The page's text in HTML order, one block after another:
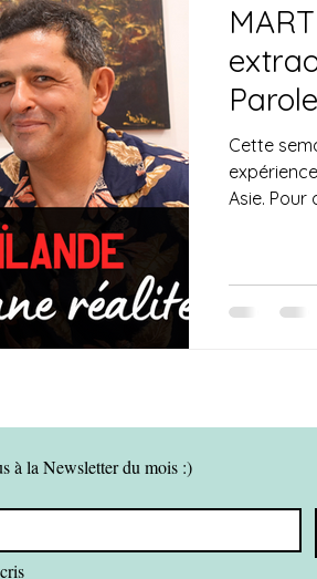
Cette
Asie. Pour
à la Newsletter du mois :)